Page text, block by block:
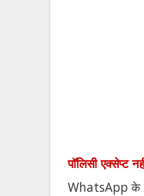
पॉलिसी एक्सेप्ट
WhatsAppके